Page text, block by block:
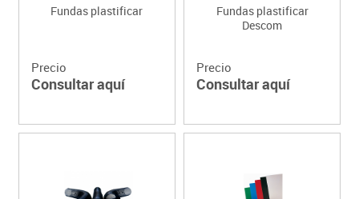
Fundas plastificar
Precio
Consultar aquí
Fundas plastificar
Descom
Precio
Consultar aquí